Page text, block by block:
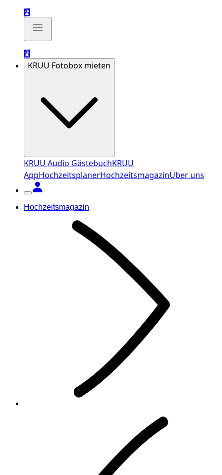
KRUU Fotobox mieten
KRUU Audio GästebuchKRUU
AppHochzeitsplanerHochzeitsmagazinÜber uns
Hochzeitsmagazin